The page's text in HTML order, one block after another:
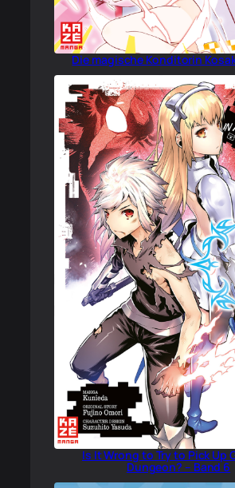
Die magische Konditorin
Is It Wrong to Try to Pick Up
Dungeon? – Band 6